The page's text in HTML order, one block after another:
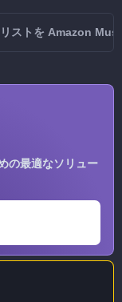
ストを Amazon
の最適なソリュー